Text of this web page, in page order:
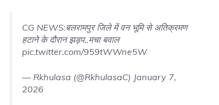
CG NEWS:बलरामपुर जिले में वन भूमि से अतिक्रमण
हटाने के दौरान झड़प..मचा बवाल
pic.twitter.com/959tWWne5W
— Rkhulasa (@RkhulasaC) January 7,
2026